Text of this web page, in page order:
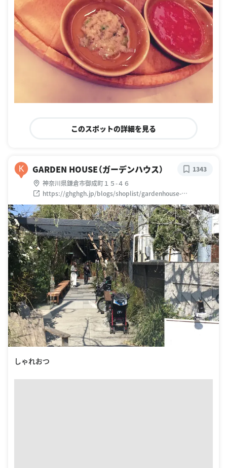
このスポットの詳細を見る
K GARDEN HOUSE（ガーデンハウス）
神奈川県鎌倉市御成町１５-４６
https://ghghgh.jp/blogs/shoplist/gardenhouse-
kamakura/
1343
しゃれおつ